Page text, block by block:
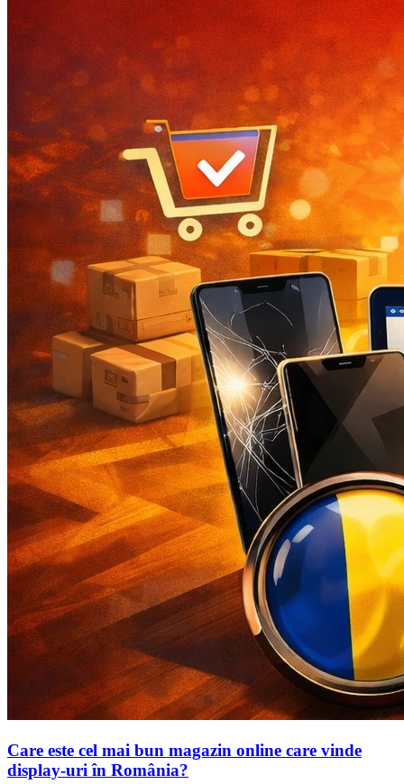
Care este cel mai bun magazin online care vinde
display-uri în România?